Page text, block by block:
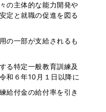
の主体的な能力開発や
定と就職の促進を図る
の一部が支給されるも
る特定一般教育訓練及
和６年10月１日以降に
給付金の給付率を引き